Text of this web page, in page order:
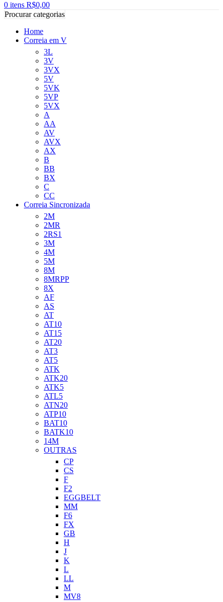
0 itens R$0,00
Procurar categorias
Home
Correia em V
3L
3V
3VX
5V
5VK
5VP
5VX
A
AA
AV
AVX
AX
B
BB
BX
C
CC
Correia Sincronizada
2M
2MR
2RS1
3M
4M
5M
8M
8MRPP
8X
AF
AS
AT
AT10
AT15
AT20
AT3
AT5
ATK
ATK20
ATK5
ATL5
ATN20
ATP10
BAT10
BATK10
14M
OUTRAS
CP
CS
F
F2
EGGBELT
MM
F6
FX
GB
H
J
K
L
LL
M
MV8